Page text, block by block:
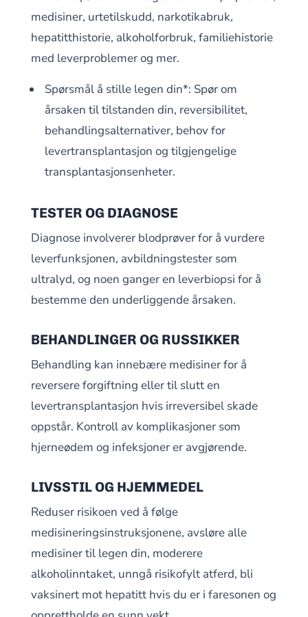
medisiner, urtetilskudd, narkotikabruk,
hepatitthistorie, alkoholforbruk, familiehistorie
med leverproblemer og mer.
Spørsmål å stille legen din*: Spør om
årsaken til tilstanden din, reversibilitet,
behandlingsalternativer, behov for
levertransplantasjon og tilgjengelige
transplantasjonsenheter.
TESTER OG DIAGNOSE
Diagnose involverer blodprøver for å vurdere
leverfunksjonen, avbildningstester som
ultralyd, og noen ganger en leverbiopsi for å
bestemme den underliggende årsaken.
BEHANDLINGER OG RUSSIKKER
Behandling kan innebære medisiner for å
reversere forgiftning eller til slutt en
levertransplantasjon hvis irreversibel skade
oppstår. Kontroll av komplikasjoner som
hjerneødem og infeksjoner er avgjørende.
LIVSSTIL OG HJEMMEDEL
Reduser risikoen ved å følge
medisineringsinstruksjonene, avsløre alle
medisiner til legen din, moderere
alkoholinntaket, unngå risikofylt atferd, bli
vaksinert mot hepatitt hvis du er i faresonen og